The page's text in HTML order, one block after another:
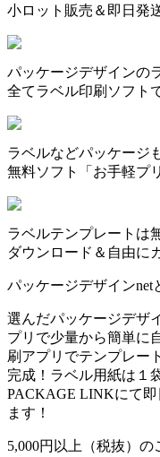
小ロット販売＆即日発
パッケージデザインの
全てラベル印刷ソフト
ラベルなどパッケージ
無料ソフト「お手軽プ
ラベルテンプレートは
ダウンロード＆自由に
パッケージデザインnet
選んだパッケージデザ
プリで少量から簡単に
刷アプリでテンプレー
完成！ラベル用紙は１
PACKAGE LINKにて即
ます！
5,000円以上（税抜）の